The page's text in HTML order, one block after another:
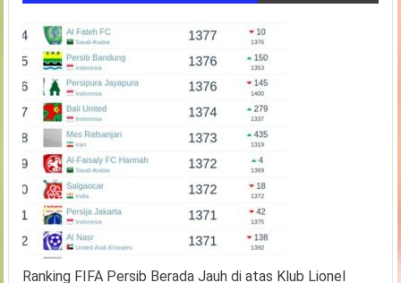
Ranking FIFA Persib Berada Jauh di atas Klub Lionel